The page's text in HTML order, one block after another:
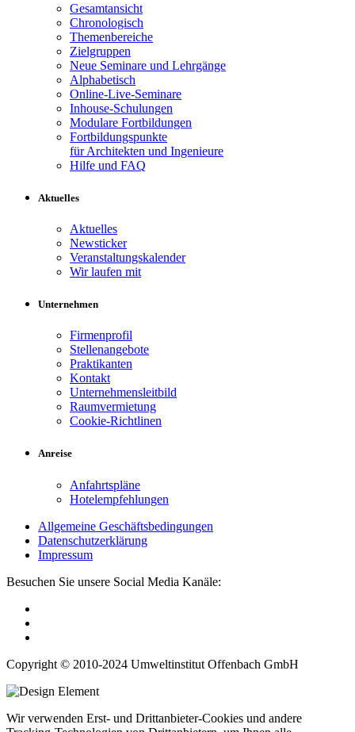
Gesamtansicht
Chronologisch
Themenbereiche
Zielgruppen
Neue Seminare und Lehrgänge
Alphabetisch
Online-Live-Seminare
Inhouse-Schulungen
Modulare Fortbildungen
Fortbildungspunkte
für Architekten und Ingenieure
Hilfe und FAQ
Aktuelles
Aktuelles
Newsticker
Veranstaltungskalender
Wir laufen mit
Unternehmen
Firmenprofil
Stellenangebote
Praktikanten
Kontakt
Unternehmensleitbild
Raumvermietung
Cookie-Richtlinen
Anreise
Anfahrtspläne
Hotelempfehlungen
Allgemeine Geschäftsbedingungen
Datenschutzerklärung
Impressum
Besuchen Sie unsere Social Media Kanäle:
Copyright © 2010-2024 Umweltinstitut Offenbach GmbH
Wir verwenden Erst- und Drittanbieter-Cookies und andere